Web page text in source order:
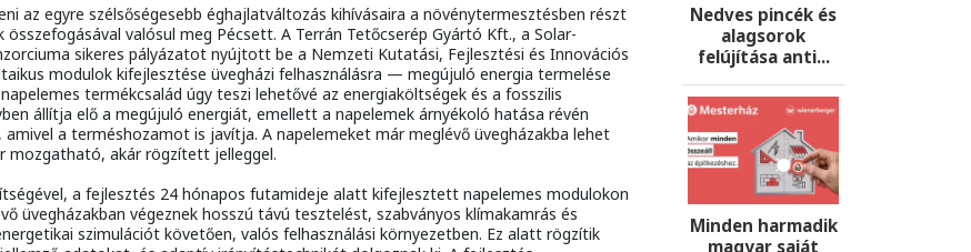
az egyre szélsőségesebb éghajlatváltozás kihívásaira a növénytermesztésben részt
valósul meg Pécsett. A Terrán Tetőcserép Gyártó Kft., a Solar-
sikeres pályázatot nyújtott be a Nemzeti Kutatási, Fejlesztési és Innovációs
modulok kifejlesztése üvegházi felhasználásra — megújuló energia termelése
termékcsalád úgy teszi lehetővé az energiaköltségek és a fosszilis
állítja elő a megújuló energiát, emellett a napelemek árnyékoló hatása révén
a terméshozamot is javítja. A napelemeket már meglévő üvegházakba lehet
mozgatható, akár rögzített jelleggel.
a fejlesztés 24 hónapos futamideje alatt kifejlesztett napelemes modulokon
üvegházakban végeznek hosszú távú tesztelést, szabványos klímakamrás és
szimulációt követően, valós felhasználási környezetben. Ez alatt rögzítik
Nedves pincék és
alagsorok
felújítása anti...
Minden harmadik
magyar saját